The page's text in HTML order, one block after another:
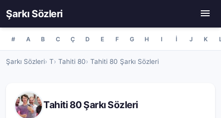
Şarkı Sözleri
# A B C Ç D E F G H I İ J K
Şarkı Sözleri T Tahiti 80 Tahiti 80 Şarkı Sözleri
Tahiti 80 Şarkı Sözleri